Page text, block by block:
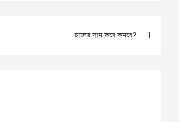
চালের দাম কবে কমবে?